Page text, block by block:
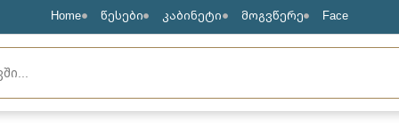
Home წესები კაბინეტი მოგვწერე Face